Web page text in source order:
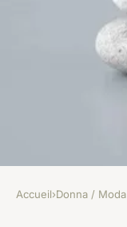
Accueil›Donna / Moda